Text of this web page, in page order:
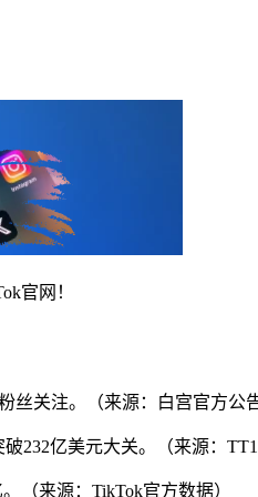
官网！
丝关注。（来源：白宫官方公告
232亿美元大关。（来源：
（来源：TikTok官方数据）